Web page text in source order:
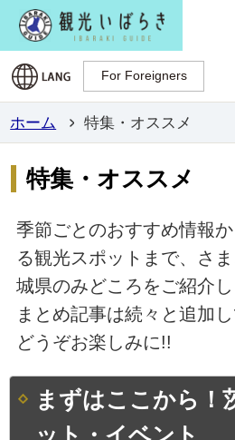
For Foreigners
For Foreigners
ホーム 特集・オススメ
特集・オススメ
季節ごとのおすすめ情報
る観光スポットまで、さ
城県のみどころをご紹介し
まとめ記事は続々と追加
どうぞお楽しみに!!
まずはここから！
ット・イベント